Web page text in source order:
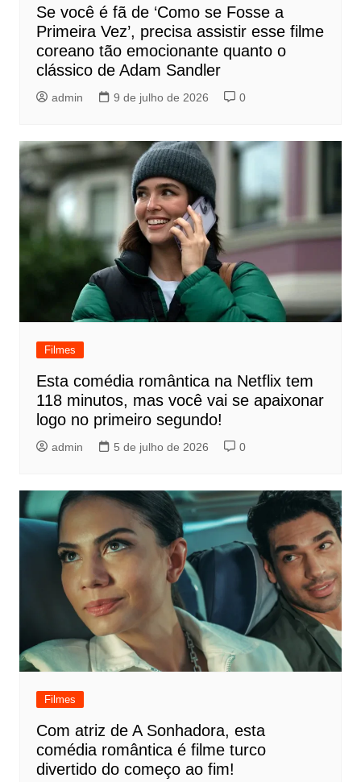
Se você é fã de ‘Como se Fosse a
Primeira Vez’, precisa assistir esse filme
coreano tão emocionante quanto o
clássico de Adam Sandler
admin 9 de julho de 2026 0
Filmes
Esta comédia romântica na Netflix tem
118 minutos, mas você vai se apaixonar
logo no primeiro segundo!
admin 5 de julho de 2026 0
Filmes
Com atriz de A Sonhadora, esta
comédia romântica é filme turco
divertido do começo ao fim!